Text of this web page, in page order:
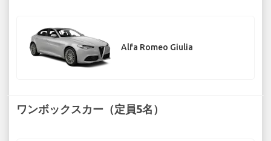
Alfa Romeo Giulia
ワンボックスカー（定員5名）